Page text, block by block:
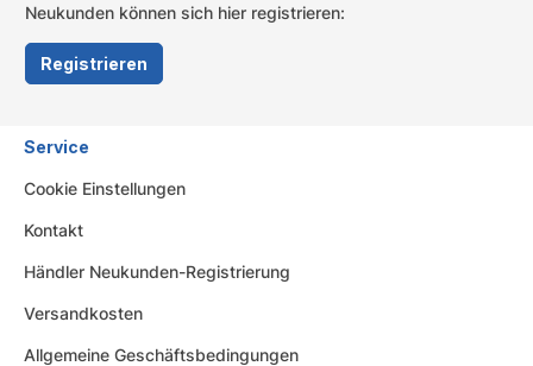
Neukunden können sich hier registrieren:
Registrieren
Service
Cookie Einstellungen
Kontakt
Händler Neukunden-Registrierung
Versandkosten
Allgemeine Geschäftsbedingungen